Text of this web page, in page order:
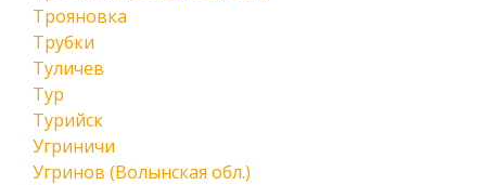
Трояновка
Трубки
Туличев
Тур
Турийск
Угриничи
Угринов (Волынская обл.)